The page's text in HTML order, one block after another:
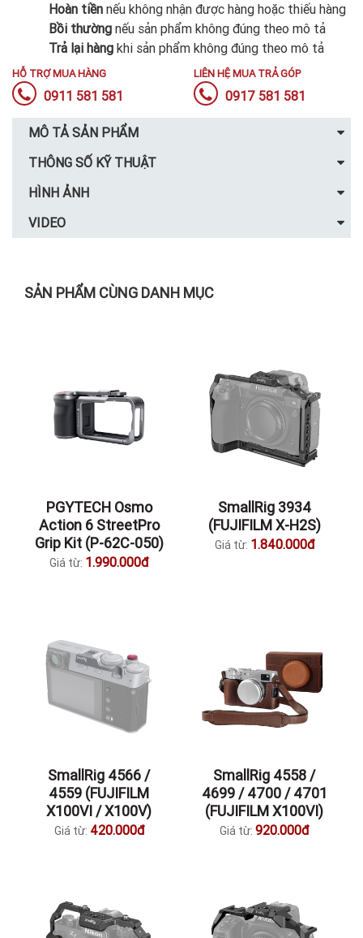
Hoàn tiền nếu không nhận được hàng hoặc thiếu hàng
Bồi thường nếu sản phẩm không đúng theo mô tả
Trả lại hàng khi sản phẩm không đúng theo mô tả
HỖ TRỢ MUA HÀNG
0911 581 581
LIÊN HỆ MUA TRẢ GÓP
0917 581 581
MÔ TẢ SẢN PHẨM
THÔNG SỐ KỸ THUẬT
HÌNH ẢNH
VIDEO
SẢN PHẨM CÙNG DANH MỤC
PGYTECH Osmo
Action 6 StreetPro
Grip Kit (P-62C-050)
Giá từ: 1.990.000đ
SmallRig 3934
(FUJIFILM X-H2S)
Giá từ: 1.840.000đ
SmallRig 4566 /
4559 (FUJIFILM
X100VI / X100V)
Giá từ: 420.000đ
SmallRig 4558 /
4699 / 4700 / 4701
(FUJIFILM X100VI)
Giá từ: 920.000đ